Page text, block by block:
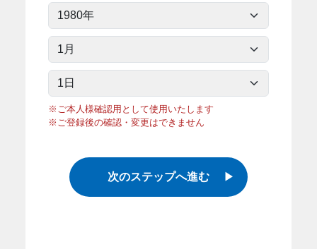
※ご本人様確認用として使用いたします
※ご登録後の確認・変更はできません